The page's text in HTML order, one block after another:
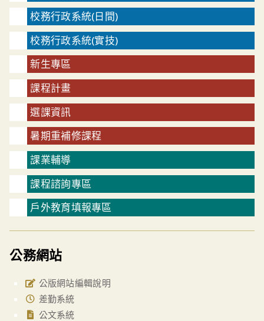
校務行政系統(日間)
校務行政系統(實技)
新生專區
課程計畫
選課資訊
暑期重補修課程
課業輔導
課程諮詢專區
戶外教育填報專區
公務網站
公版網站編輯說明
差勤系統
公文系統